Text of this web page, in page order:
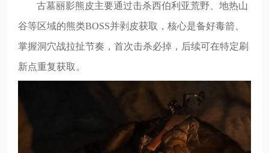
古墓丽影熊皮主要通过击杀西伯利亚荒野、地热山
谷等区域的熊类BOSS并剥皮获取，核心是备好毒箭、
掌握洞穴战拉扯节奏，首次击杀必掉，后续可在特定刷
新点重复获取。